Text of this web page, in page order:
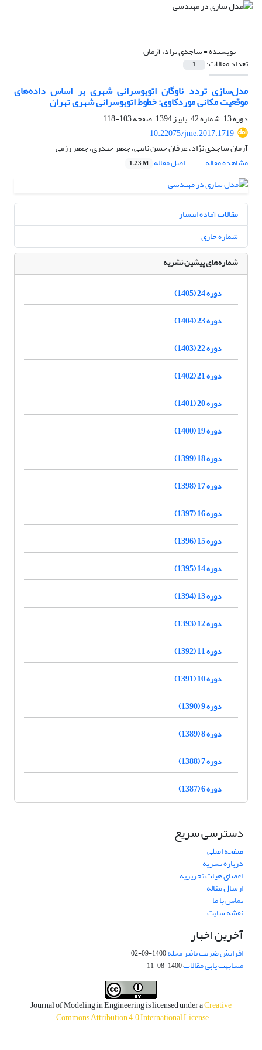
نویسنده =ساجدی نژاد، آرمان
تعداد مقالات: 1
مدل‌سازی تردد ناوگان اتوبوسرانی شهری بر اساس داده‌های
موقعیت مکانی موردکاوی: خطوط اتوبوسرانی شهری تهران
دوره 13، شماره 42، پاییز 1394، صفحه
103-118
10.22075/jme.2017.1719
آرمان ساجدی نژاد، عرفان حسن نایبی، جعفر حیدری، جعفر رزمی
مشاهده مقاله
اصل مقاله 1.23 M
مقالات آماده انتشار
شماره جاری
شماره‌های پیشین نشریه
دوره 24 (1405)
دوره 23 (1404)
دوره 22 (1403)
دوره 21 (1402)
دوره 20 (1401)
دوره 19 (1400)
دوره 18 (1399)
دوره 17 (1398)
دوره 16 (1397)
دوره 15 (1396)
دوره 14 (1395)
دوره 13 (1394)
دوره 12 (1393)
دوره 11 (1392)
دوره 10 (1391)
دوره 9 (1390)
دوره 8 (1389)
دوره 7 (1388)
دوره 6 (1387)
دسترسی سریع
صفحه اصلی
درباره نشریه
اعضای هیات تحریریه
ارسال مقاله
تماس با ما
نقشه سایت
آخرین اخبار
افزایش ضریب تاثیر مجله1400-09-02
مشابهت یابی مقالات1400-08-11
Journal of Modeling in Engineering is licensed under aCreative
Commons Attribution 4.0 International License
.